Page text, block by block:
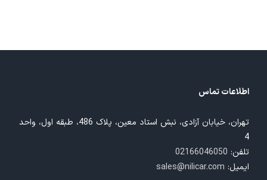
اطلاعات تماس
تهران، خیابان آزادی، نبش استاد معین، پلاک 486، طبقه اول، واحد
4
تلفن: 02166046050
ایمیل: sales@nilicar.com